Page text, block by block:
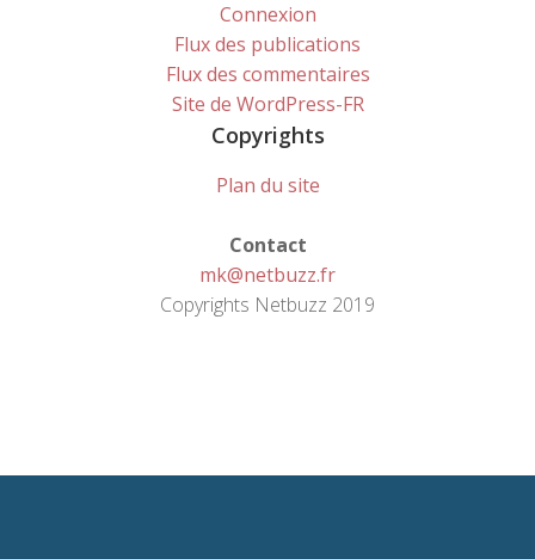
Connexion
Flux des publications
Flux des commentaires
Site de WordPress-FR
Copyrights
Plan du site
Contact
mk@netbuzz.fr
Copyrights Netbuzz 2019